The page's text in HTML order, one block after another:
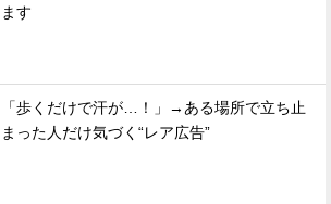
ます
「歩くだけで汗が…！」→ある場所で立ち止
まった人だけ気づく“レア広告”